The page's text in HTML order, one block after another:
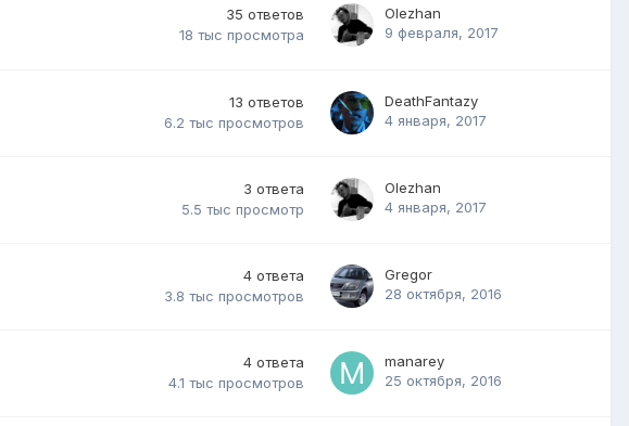
35 ответов
18 тыс просмотра
Olezhan
9 февраля, 2017
13 ответов
6.2 тыс просмотров
DeathFantazy
4 января, 2017
3 ответа
5.5 тыс просмотр
Olezhan
4 января, 2017
4 ответа
3.8 тыс просмотров
Gregor
28 октября, 2016
4 ответа
4.1 тыс просмотров
manarey
25 октября, 2016